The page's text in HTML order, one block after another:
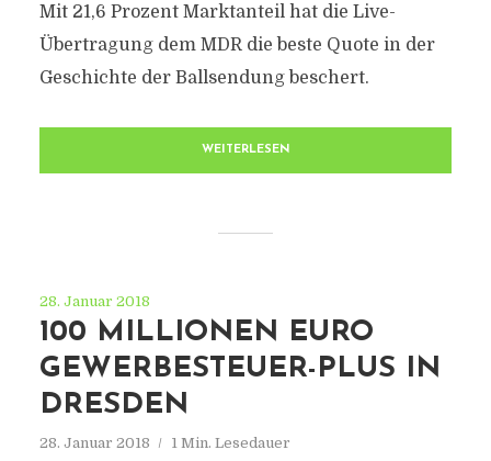
Mit 21,6 Prozent Marktanteil hat die Live-
Übertragung dem MDR die beste Quote in der
Geschichte der Ballsendung beschert.
WEITERLESEN
28. Januar 2018
100 MILLIONEN EURO
GEWERBESTEUER-PLUS IN
DRESDEN
28. Januar 2018 1 Min. Lesedauer